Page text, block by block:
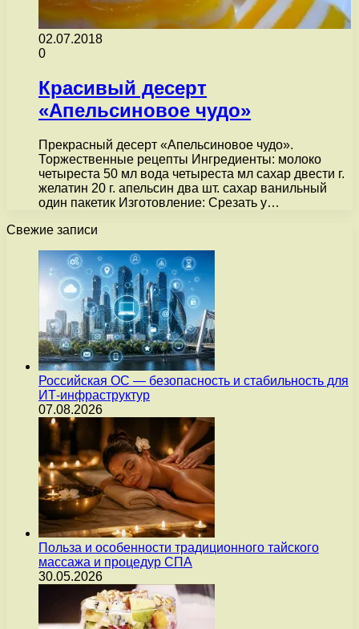
02.07.2018
0
Красивый десерт
«Апельсиновое чудо»
Прекрасный десерт «Апельсиновое чудо».
Торжественные рецепты Ингредиенты: молоко
четыреста 50 мл вода четыреста мл сахар двести г.
желатин 20 г. апельсин два шт. сахар ванильный
один пакетик Изготовление: Срезать у…
Свежие записи
Российская ОС — безопасность и стабильность для
ИТ-инфраструктур
07.08.2026
Польза и особенности традиционного тайского
массажа и процедур СПА
30.05.2026